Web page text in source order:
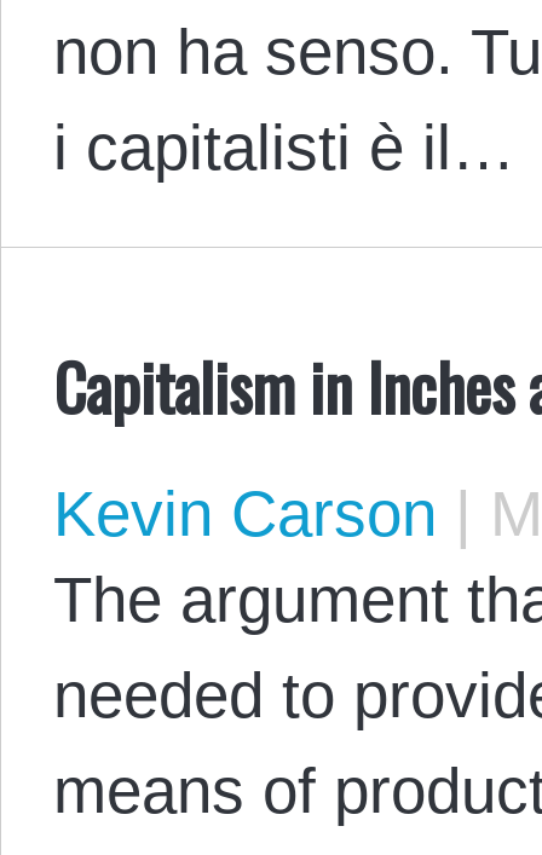
non ha senso.
i capitalisti è il…
Capitalism in Inches
Kevin Carson |
The argument
needed to
means of